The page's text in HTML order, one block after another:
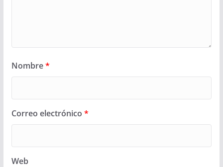
Nombre*
Correo electrónico *
Web